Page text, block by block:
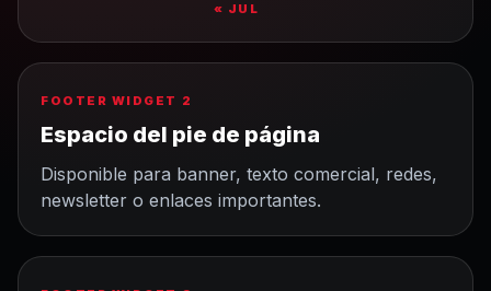
« JUL
FOOTER WIDGET 2
Espacio del pie de página
Disponible para banner, texto comercial, redes,
newsletter o enlaces importantes.